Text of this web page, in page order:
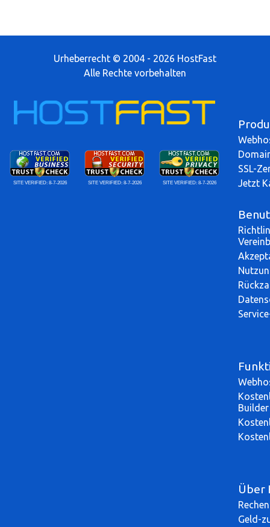
Urheberrecht © 2004 - 2026 HostFast
Alle Rechte vorbehalten
SITE VERIFIED: 8-7-2026 SITE VERIFIED: 8-7-2026 SITE VERIFIED: 8-7-2026
SSL-
Jetzt
Builder
Über
Geld-